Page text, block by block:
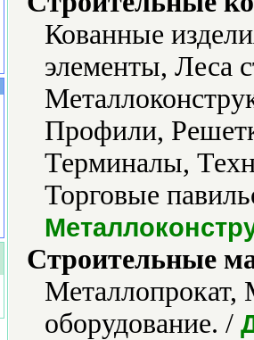
Кованные
элементы, Леса
Профили,
Терминалы,
Торговые
Строительные
Металлопрокат,
оборудование. /